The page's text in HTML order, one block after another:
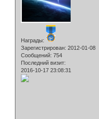
Награды:
Зарегистрирован: 2012-01-08
Сообщений: 754
Последний визит:
2016-10-17 23:08:31